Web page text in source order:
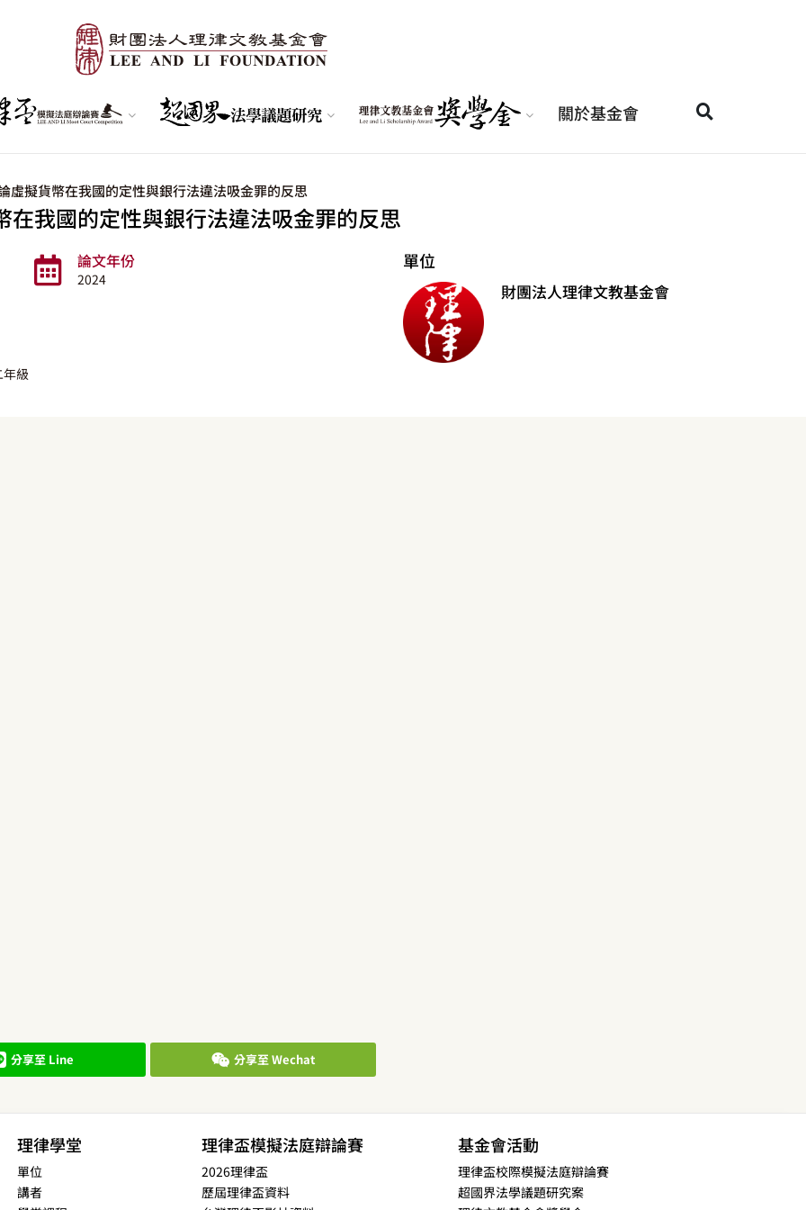
關於基金會
擬貨幣在我國的定性與銀行法違法吸金罪的反思
我國的定性與銀行法違法吸金罪的反思
論文年份
2024
級
單位
財團法人理律文教基金會
分享至 Line 分享至 Wechat
理律學堂
單位
講者
理律盃模擬法庭辯論賽
2026理律盃
歷屆理律盃資料
基金會活動
理律盃校際模擬法庭辯論賽
超國界法學議題研究案